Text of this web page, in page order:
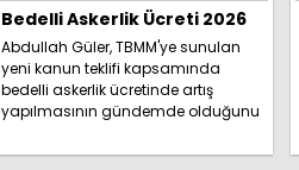
Bedelli Askerlik Ücreti 2026
Abdullah Güler, TBMM'ye sunulan
yeni kanun teklifi kapsamında
bedelli askerlik ücretinde artış
yapılmasının gündemde olduğunu